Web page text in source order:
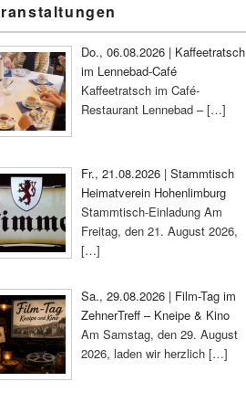
Do., 06.08.2026 | Kaffeetratsch
im Lennebad-Café
Kaffeetratsch im Café-
Restaurant Lennebad –[…]
Fr., 21.08.2026 | Stammtisch
Heimatverein Hohenlimburg
Stammtisch-Einladung Am
Freitag, den 21. August 2026,
[…]
Sa., 29.08.2026 | Film-Tag im
ZehnerTreff – Kneipe & Kino
Am Samstag, den 29. August
2026, laden wir herzlich […]